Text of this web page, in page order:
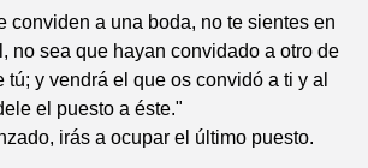
conviden a una boda, no te sientes en
no sea que hayan convidado a otro de
tú; y vendrá el que os convidó a ti y al
el puesto a éste."
irás a ocupar el último puesto.